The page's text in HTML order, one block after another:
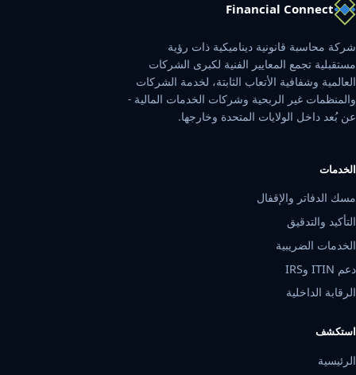
Financial Connect
شركة محاسبة قانونية ديناميكية ذات رؤية
مستقبلية تجمع المعايير الفنية لكبرى الشركات
العالمية وشفافية الأتعاب الثابتة، لخدمة الشركات
والمنظمات غير الربحية وشركات الخدمات المالية -
عن بُعد داخل الولايات المتحدة وخارجها.
الخدمات
مسك الدفاتر والإقفال
التأكيد والتدقيق
الخدمات الضريبية
دعم ITIN وIRS
الرقابة الداخلية
استكشف
الرئيسية